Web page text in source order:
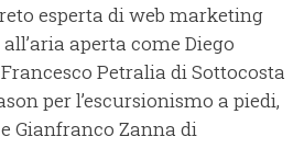
esperta di web marketing
aperta come Diego
Petralia di Sottocosta
per l’escursionismo a piedi,
Gianfranco Zanna di